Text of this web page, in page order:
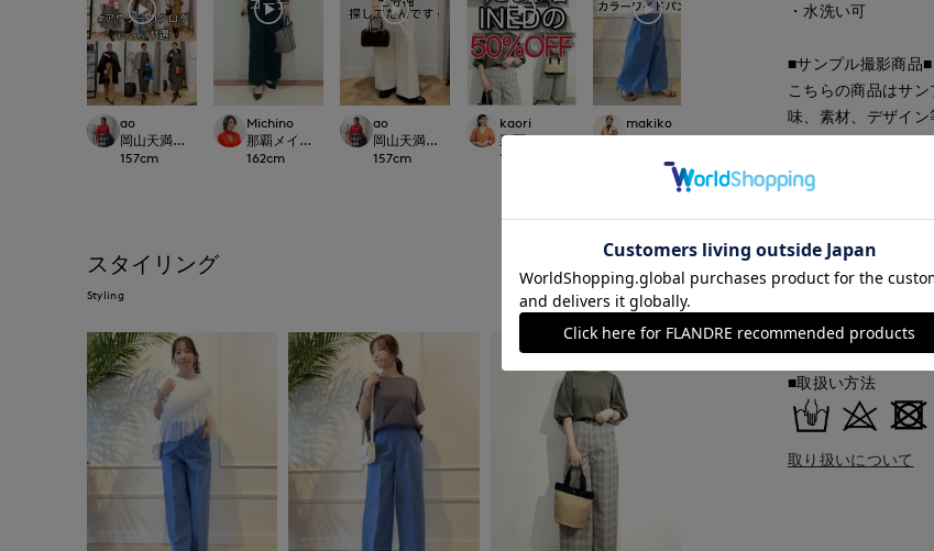
ao
岡山天満屋SUPERIORCLOSET
157cm
Michino
那覇メインプレイスI.T.'S.international
162cm
ao
岡山天満屋SUPERIORCLOSET
157cm
kaori
那覇メインプレイスI.T.'S.international
157
makiko
イネド三井アウトレットパーク多摩南大沢店
makiko
イネド三井アウトレットパー
mizuki
札幌丸井
スタイリング
Styling
・水洗い可
■サンプル撮影商品■
こちらの商品はサ
味、素材、デザイン
50161019
ベトナム製
(オフホワイト・ベ
他カラー)ポリエス
■取扱い方法
取り扱いについて